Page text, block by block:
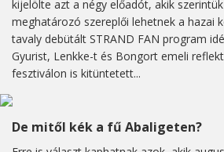
kijelölte azt a négy előadót, akik
meghatározó szereplői lehetnek a hazai
tavaly debütált STRAND FAN program
Gyurist, Lenkke-t és Bongort emeli
fesztiválon is kitüntetett...
De mitől kék a fű Abaligeten?